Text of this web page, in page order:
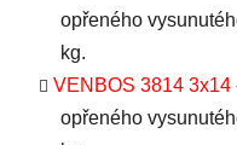
opřeného
kg.
VENBOS 3814 3x14
opřeného